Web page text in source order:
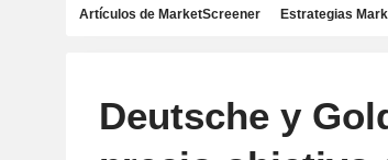
Artículos de MarketScreener Estrategias
Deutsche y